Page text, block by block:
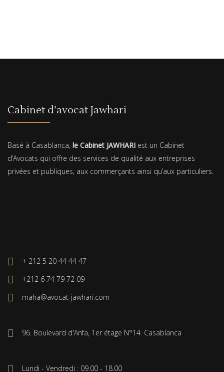
Cabinet d’avocat Jawhari
Basé à Casablanca, le Cabinet JAWHARI est un Cabinet
d’Avocats qui offre des services de qualité aux entreprises
privées et publiques, aux commerçants ainsi qu’aux particuliers.
+ 212 5 20 44 44 47
+212 6 74 79 72 09
maha@avocat-jawhari.com
96. Boulevard d'Anfa, 1er étage N°14. Casablanca
Lundi - Vendredi : 09.00 - 18.00